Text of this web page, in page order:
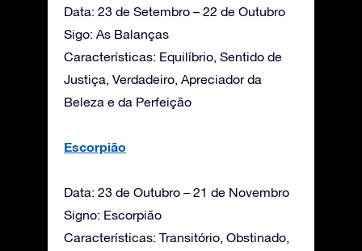
Data: 23 de Setembro – 22 de Outubro
Sigo: As Balanças
Características: Equilíbrio, Sentido de
Justiça, Verdadeiro, Apreciador da
Beleza e da Perfeição
Escorpião
Data: 23 de Outubro – 21 de Novembro
Signo: Escorpião
Características: Transitório, Obstinado,